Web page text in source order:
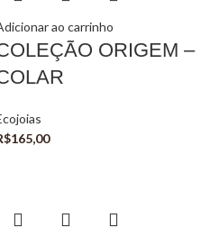
ao carrinho
ORIGEM –
165,00